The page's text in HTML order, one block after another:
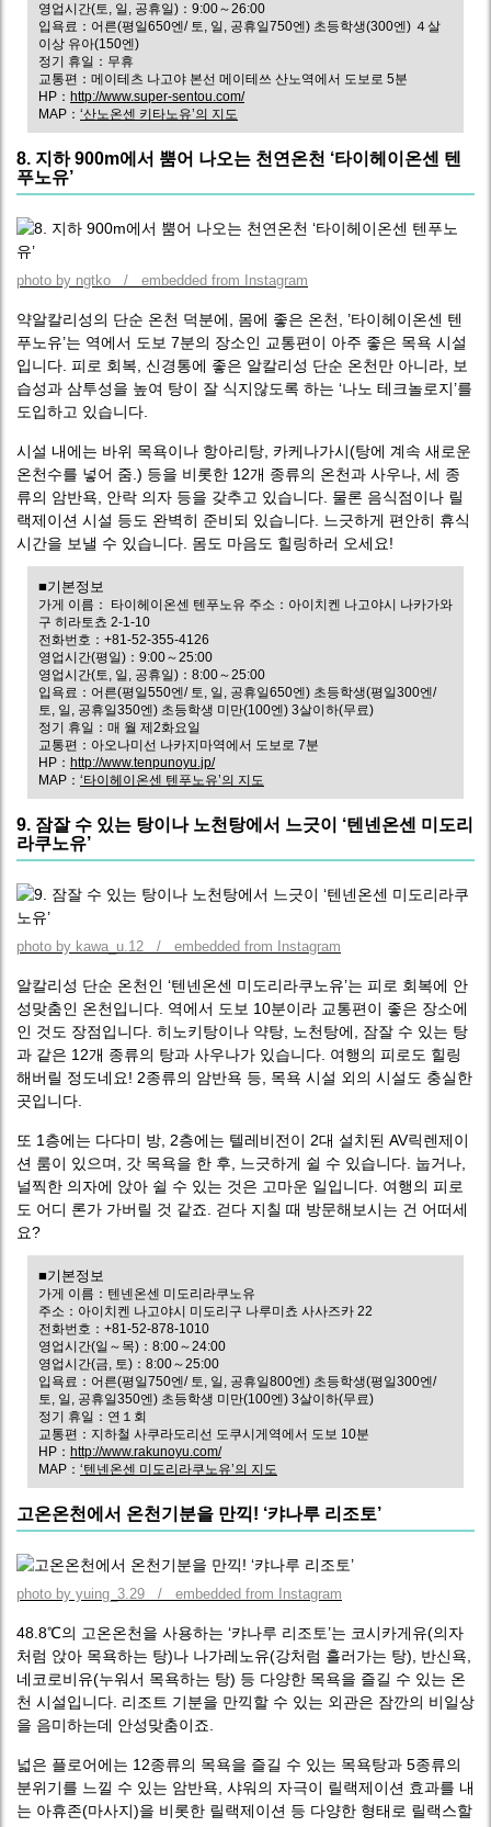
영업시간(토, 일, 공휴일)：9:00～26:00
입욕료：어른(평일650엔/ 토, 일, 공휴일750엔) 초등학생(300엔) ４살
이상 유아(150엔)
정기 휴일：무휴
교통편：메이테츠 나고야 본선 메이테쓰 산노역에서 도보로 5분
HP： http://www.super-sentou.com/
MAP： ‘산노온센 키타노유’의 지도
8. 지하 900m에서 뿜어 나오는 천연온천 ‘타이헤이온센 텐
푸노유’
photo by ngtko / embedded from Instagram
약알칼리성의 단순 온천 덕분에, 몸에 좋은 온천, ’타이헤이온센 텐
푸노유’는 역에서 도보 7분의 장소인 교통편이 아주 좋은 목욕 시설
입니다. 피로 회복, 신경통에 좋은 알칼리성 단순 온천만 아니라, 보
습성과 삼투성을 높여 탕이 잘 식지않도록 하는 ‘나노 테크놀로지’를
도입하고 있습니다.
시설 내에는 바위 목욕이나 항아리탕, 카케나가시(탕에 계속 새로운
온천수를 넣어 줌.) 등을 비롯한 12개 종류의 온천과 사우나, 세 종
류의 암반욕, 안락 의자 등을 갖추고 있습니다. 물론 음식점이나 릴
랙제이션 시설 등도 완벽히 준비되 있습니다. 느긋하게 편안히 휴식
시간을 보낼 수 있습니다. 몸도 마음도 힐링하러 오세요!
■기본정보
가게 이름： 타이헤이온센 텐푸노유 주소：아이치켄 나고야시 나카가와
구 히라토쵸 2-1-10
전화번호：+81-52-355-4126
영업시간(평일)：9:00～25:00
영업시간(토, 일, 공휴일)：8:00～25:00
입욕료：어른(평일550엔/ 토, 일, 공휴일650엔) 초등학생(평일300엔/
토, 일, 공휴일350엔) 초등학생 미만(100엔) 3살이하(무료)
정기 휴일：매 월 제2화요일
교통편：아오나미선 나카지마역에서 도보로 7분
HP： http://www.tenpunoyu.jp/
MAP： ‘타이헤이온센 텐푸노유’의 지도
9. 잠잘 수 있는 탕이나 노천탕에서 느긋이 ‘텐넨온센 미도리
라쿠노유’
photo by kawa_u.12 / embedded from Instagram
알칼리성 단순 온천인 ‘텐넨온센 미도리라쿠노유’는 피로 회복에 안
성맞춤인 온천입니다. 역에서 도보 10분이라 교통편이 좋은 장소에
인 것도 장점입니다. 히노키탕이나 약탕, 노천탕에, 잠잘 수 있는 탕
과 같은 12개 종류의 탕과 사우나가 있습니다. 여행의 피로도 힐링
해버릴 정도네요! 2종류의 암반욕 등, 목욕 시설 외의 시설도 충실한
곳입니다.
또 1층에는 다다미 방, 2층에는 텔레비전이 2대 설치된 AV릭렌제이
션 룸이 있으며, 갓 목욕을 한 후, 느긋하게 쉴 수 있습니다. 눕거나,
널찍한 의자에 앉아 쉴 수 있는 것은 고마운 일입니다. 여행의 피로
도 어디 론가 가버릴 것 같죠. 걷다 지칠 때 방문해보시는 건 어떠세
요?
■기본정보
가게 이름：텐넨온센 미도리라쿠노유
주소：아이치켄 나고야시 미도리구 나루미쵸 사사즈카 22
전화번호：+81-52-878-1010
영업시간(일～목)：8:00～24:00
영업시간(금, 토)：8:00～25:00
입욕료：어른(평일750엔/ 토, 일, 공휴일800엔) 초등학생(평일300엔/
토, 일, 공휴일350엔) 초등학생 미만(100엔) 3살이하(무료)
정기 휴일：연１회
교통편：지하철 사쿠라도리선 도쿠시게역에서 도보 10분
HP： http://www.rakunoyu.com/
MAP： ‘텐넨온센 미도리라쿠노유’의 지도
고온온천에서 온천기분을 만끽! ‘캬나루 리조토’
photo by yuing_3.29 / embedded from Instagram
48.8℃의 고온온천을 사용하는 ‘캬나루 리조토’는 코시카게유(의자
처럼 앉아 목욕하는 탕)나 나가레노유(강처럼 흘러가는 탕), 반신욕,
네코로비유(누워서 목욕하는 탕) 등 다양한 목욕을 즐길 수 있는 온
천 시설입니다. 리조트 기분을 만끽할 수 있는 외관은 잠깐의 비일상
을 음미하는데 안성맞춤이죠.
넓은 플로어에는 12종류의 목욕을 즐길 수 있는 목욕탕과 5종류의
분위기를 느낄 수 있는 암반욕, 샤워의 자극이 릴랙제이션 효과를 내
는 아휴존(마사지)을 비롯한 릴랙제이션 등 다양한 형태로 릴랙스할